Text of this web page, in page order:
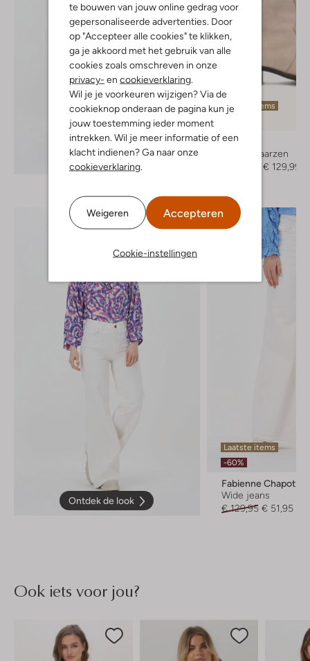
te bouwen van jouw online gedrag voor
gepersonaliseerde advertenties. Door
op "Accepteer alle cookies" te klikken,
ga je akkoord met het gebruik van alle
cookies zoals omschreven in onze
privacy- en cookieverklaring.
Wil je je voorkeuren wijzigen? Via de
cookieknop onderaan de pagina kun je
jouw toestemming ieder moment
intrekken. Wil je meer informatie of een
klacht indienen? Ga naar onze
cookieverklaring.
Weigeren Accepteren
Cookie-instellingen
Ontdek de look
Laatste items
Toral
Cowboylaarzen
€ 129,99
Ontdek de look
Laatste items
-60%
Fabienne Chapot
Wide jeans
€ 129,95 € 51,95
Ook iets voor jou?